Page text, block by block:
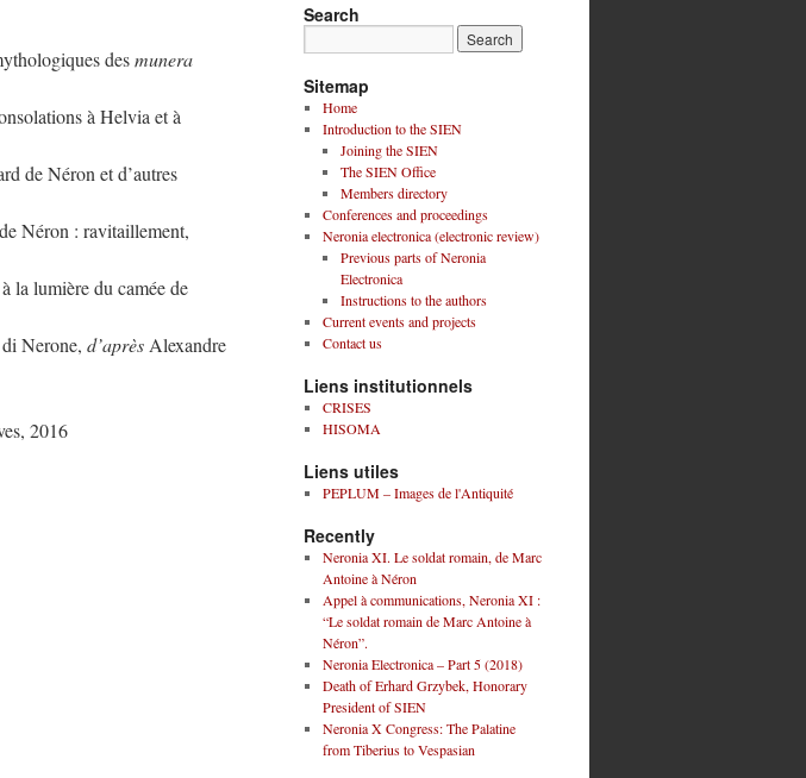
desmunera
à Helvia et à
de Néron et d’autres
Néron : ravitaillement,
la lumière du camée de
Nerone, d’après Alexandre
2016
Search
Sitemap
Home
Introduction to the SIEN
Joining the SIEN
The SIEN Office
Members directory
Conferences and proceedings
Neronia electronica (electronic review)
Previous parts of Neronia
Electronica
Instructions to the authors
Current events and projects
Contact us
Liens institutionnels
CRISES
HISOMA
Liens utiles
PEPLUM – Images de l'Antiquité
Recently
Neronia XI. Le soldat romain, de Marc
Antoine à Néron
Appel à communications, Neronia XI :
“Le soldat romain de Marc Antoine à
Néron”.
Neronia Electronica – Part 5 (2018)
Death of Erhard Grzybek, Honorary
President of SIEN
Neronia X Congress: The Palatine
from Tiberius to Vespasian